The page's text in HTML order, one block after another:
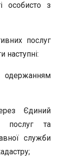
особисто з
послуг
наступні:
Єдиний
послуг та
служби